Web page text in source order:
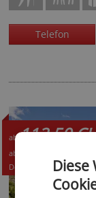
Telefon
ab 112,50
ab
Details +
Diese